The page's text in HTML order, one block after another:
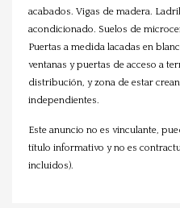
acabados. Vigas de madera.
acondicionado. Suelos de
Puertas a medida lacadas en
ventanas y puertas de acceso a
distribución, y zona de estar
independientes.
Este anuncio no es vinculante,
título informativo y no es
incluidos).